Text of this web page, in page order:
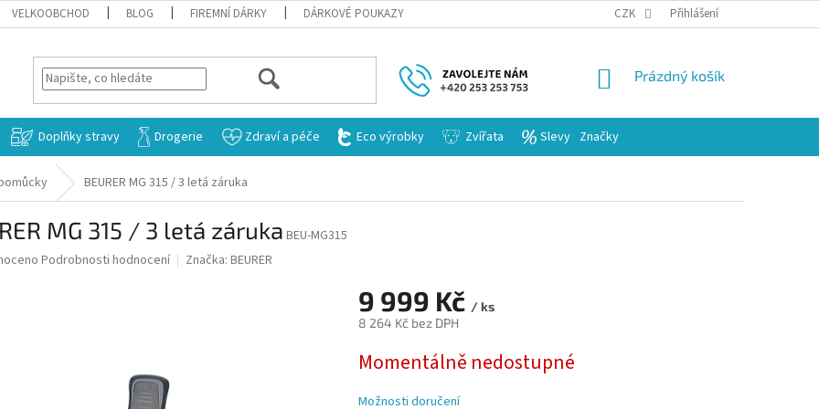
VELKOOBCHOD BLOG FIREMNÍ DÁRKY DÁRKOVÉ POUKAZY CZK Přihlášení
HLEDAT
NÁKUPNÍ
Prázdný košík
Doplňky stravy Drogerie Zdraví a péče Eco výrobky Zvířata Slevy Značky
BEURER MG 315 / 3 letá záruka
MG 315 / 3 letá záruka BEU-MG315
Podrobnosti hodnocení Značka: BEURER
9 999 Kč / ks
8 264 Kč bez DPH
cena:
Momentálně nedostupné
Možnosti doručení